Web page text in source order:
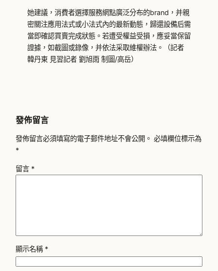
她建議，消費者選擇服務網點廣泛分布的brand，并親
密關注應用法式或小法式內的最新動態，歸還設備后需
當即確認買賣完成狀態。若遭受權益受損，應妥當保留
證據，如截圖或錄像，并依法采取維權辦法。（記者
韓丹東 見習記者 劉旭雨 制圖/高岳）
發佈留言
發佈留言必須填寫的電子郵件地址不會公開。 必填欄位標示為
*
留言 *
顯示名稱 *